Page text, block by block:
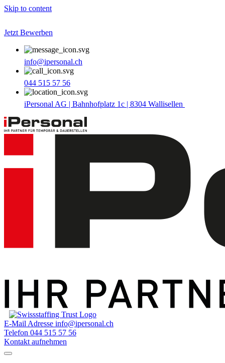
Skip to content
Jetzt Bewerben
info@ipersonal.ch
044 515 57 56
iPersonal AG | Bahnhofplatz 1c | 8304 Wallisellen
E-Mail Adresse info@ipersonal.ch
Telefon 044 515 57 56
Kontakt aufnehmen